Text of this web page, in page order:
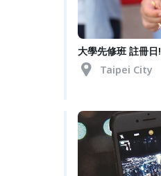
大學先修班 註冊日!
Taipei City